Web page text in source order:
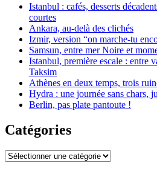
Istanbul : cafés, desserts
courtes
Ankara, au-delà des clichés
Izmir, version “on marche-tu
Samsun, entre mer Noire et
Istanbul, première escale : entre
Taksim
Athènes en deux temps, trois
Hydra : une journée sans chars,
Berlin, pas plate pantoute !
Catégories
Catégories